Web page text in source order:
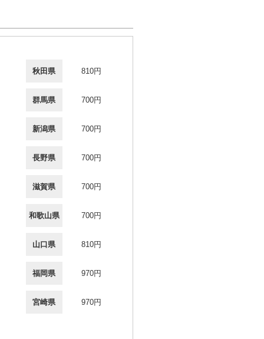
秋田県 810円
群馬県 700円
新潟県 700円
長野県 700円
滋賀県 700円
和歌山県 700円
山口県 810円
福岡県 970円
宮崎県 970円